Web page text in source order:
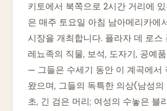
키토에서 북쪽으로 2시간 거리에 있
은 매주 토요일 아침 남아메리카에
시장을 개최합니다. 플라자 데 로스
레뇨족의 직물, 보석, 도자기, 공예품
— 그들은 수세기 동안 이 계곡에서
왔으며, 그들의 독특한 의상(남성의
초, 긴 검은 머리; 여성의 수놓은 블